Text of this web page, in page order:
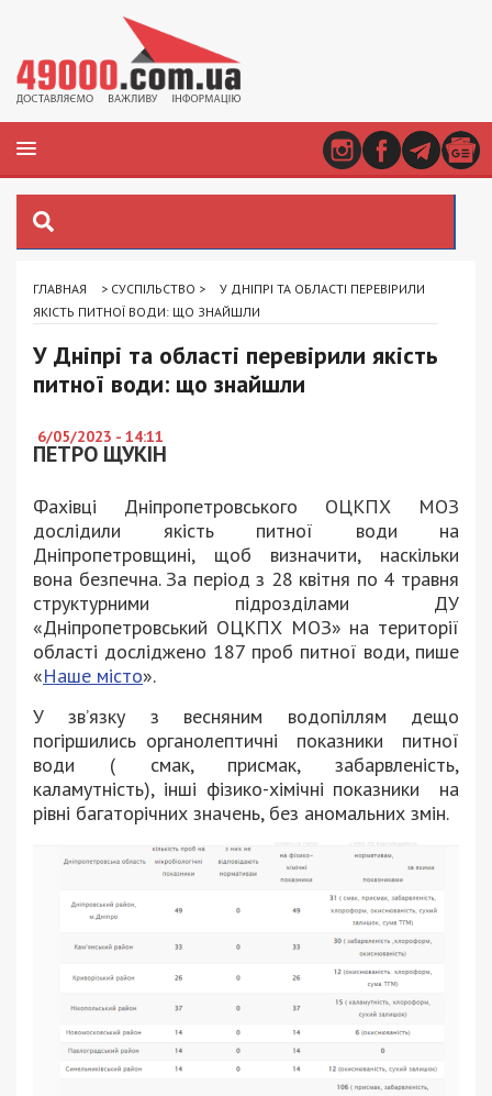
ГЛАВНАЯ > СУСПІЛЬСТВО >
У ДНІПРІ ТА ОБЛАСТІ ПЕРЕВІРИЛИ
ЯКІСТЬ ПИТНОЇ ВОДИ: ЩО ЗНАЙШЛИ
У Дніпрі та області перевірили якість
питної води: що знайшли
6/05/2023 - 14:11
ПЕТРО ЩУКІН
Фахівці Дніпропетровського ОЦКПХ МОЗ
дослідили якість питної води на
Дніпропетровщині, щоб визначити, наскільки
вона безпечна. За період з 28 квітня по 4 травня
структурними підрозділами ДУ
«Дніпропетровський ОЦКПХ МОЗ» на території
області досліджено 187 проб питної води, пише
«Наше місто».
У зв’язку з весняним водопіллям дещо
погіршились органолептичні показники питної
води ( смак, присмак, забарвленість,
каламутність), інші фізико-хімічні показники на
рівні багаторічних значень, без аномальних змін.